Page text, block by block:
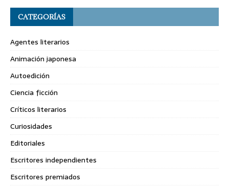
CATEGORÍAS
Agentes literarios
Animación japonesa
Autoedición
Ciencia ficción
Críticos literarios
Curiosidades
Editoriales
Escritores independientes
Escritores premiados